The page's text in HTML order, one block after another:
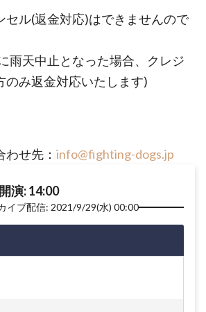
セル(返金対応)はできませんので
雨天中止となった場合、クレジ
のみ返金対応いたします)
せ先： info@fighting-dogs.jp
演: 14:00
イブ配信: 2021/9/29(水) 00:00